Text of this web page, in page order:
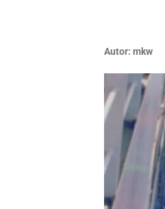
Autor: mkw